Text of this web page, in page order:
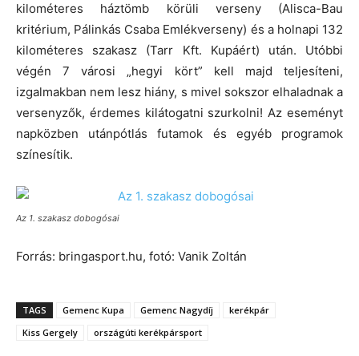
kilométeres háztömb körüli verseny (Alisca-Bau
kritérium, Pálinkás Csaba Emlékverseny) és a holnapi 132
kilométeres szakasz (Tarr Kft. Kupáért) után. Utóbbi
végén 7 városi „hegyi kört” kell majd teljesíteni,
izgalmakban nem lesz hiány, s mivel sokszor elhaladnak a
versenyzők, érdemes kilátogatni szurkolni! Az eseményt
napközben utánpótlás futamok és egyéb programok
színesítik.
Az 1. szakasz dobogósai
Forrás: bringasport.hu, fotó: Vanik Zoltán
TAGS Gemenc Kupa Gemenc Nagydíj
kerékpár
Kiss Gergely
országúti kerékpársport